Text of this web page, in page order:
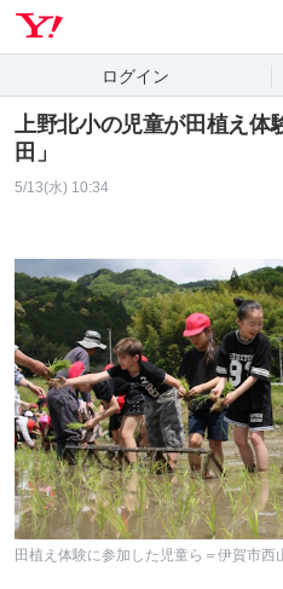
ログイン
上野北小の児童が田植え
田」
5/13(水) 10:34
田植え体験に参加した児童ら＝伊賀市西